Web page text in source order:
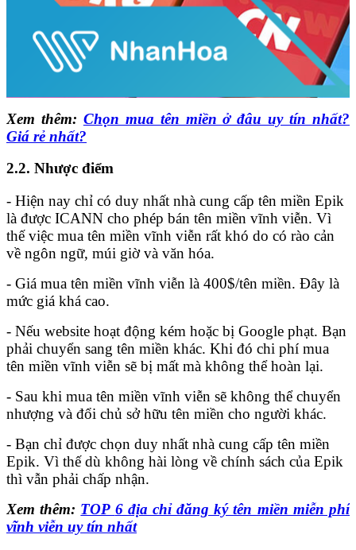
Xem thêm: Chọn mua tên miền ở đâu uy tín nhất?
Giá rẻ nhất?
2.2. Nhược điểm
- Hiện nay chỉ có duy nhất nhà cung cấp tên miền Epik
là được ICANN cho phép bán tên miền vĩnh viễn. Vì
thế việc mua tên miền vĩnh viễn rất khó do có rào cản
về ngôn ngữ, múi giờ và văn hóa.
- Giá mua tên miền vĩnh viễn là 400$/tên miền. Đây là
mức giá khá cao.
- Nếu website hoạt động kém hoặc bị Google phạt. Bạn
phải chuyển sang tên miền khác. Khi đó chi phí mua
tên miền vĩnh viễn sẽ bị mất mà không thể hoàn lại.
- Sau khi mua tên miền vĩnh viễn sẽ không thể chuyển
nhượng và đổi chủ sở hữu tên miền cho người khác.
- Bạn chỉ được chọn duy nhất nhà cung cấp tên miền
Epik. Vì thế dù không hài lòng về chính sách của Epik
thì vẫn phải chấp nhận.
Xem thêm: TOP 6 địa chỉ đăng ký tên miền miễn phí
vĩnh viễn uy tín nhất